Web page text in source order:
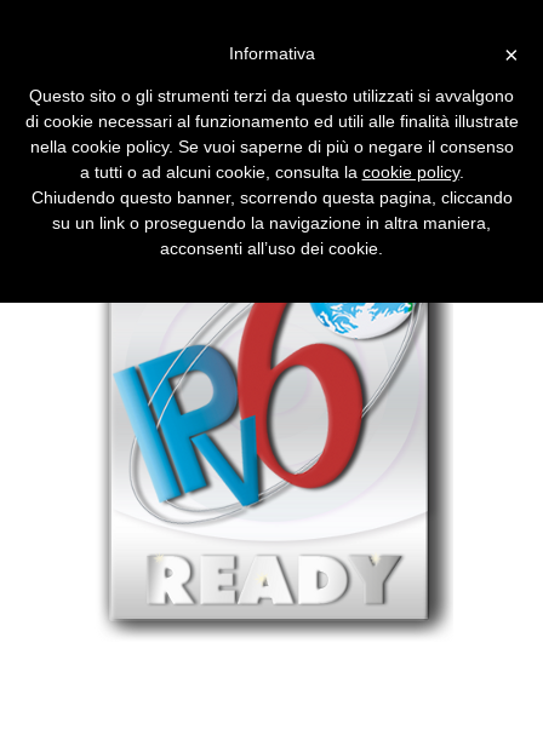
terminare
Il 95% del sistema attuale di indirizzi è già
occupata. È tempo di passare a IPv6.
×
Informativa
Questo sito o gli strumenti terzi da questo utilizzati si avvalgono
di cookie necessari al funzionamento ed utili alle finalità illustrate
nella cookie policy. Se vuoi saperne di più o negare il consenso
a tutti o ad alcuni cookie, consulta la cookie policy.
Chiudendo questo banner, scorrendo questa pagina, cliccando
su un link o proseguendo la navigazione in altra maniera,
acconsenti all’uso dei cookie.